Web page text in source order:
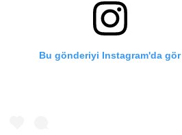
Bu gönderiyi Instagram'da gör